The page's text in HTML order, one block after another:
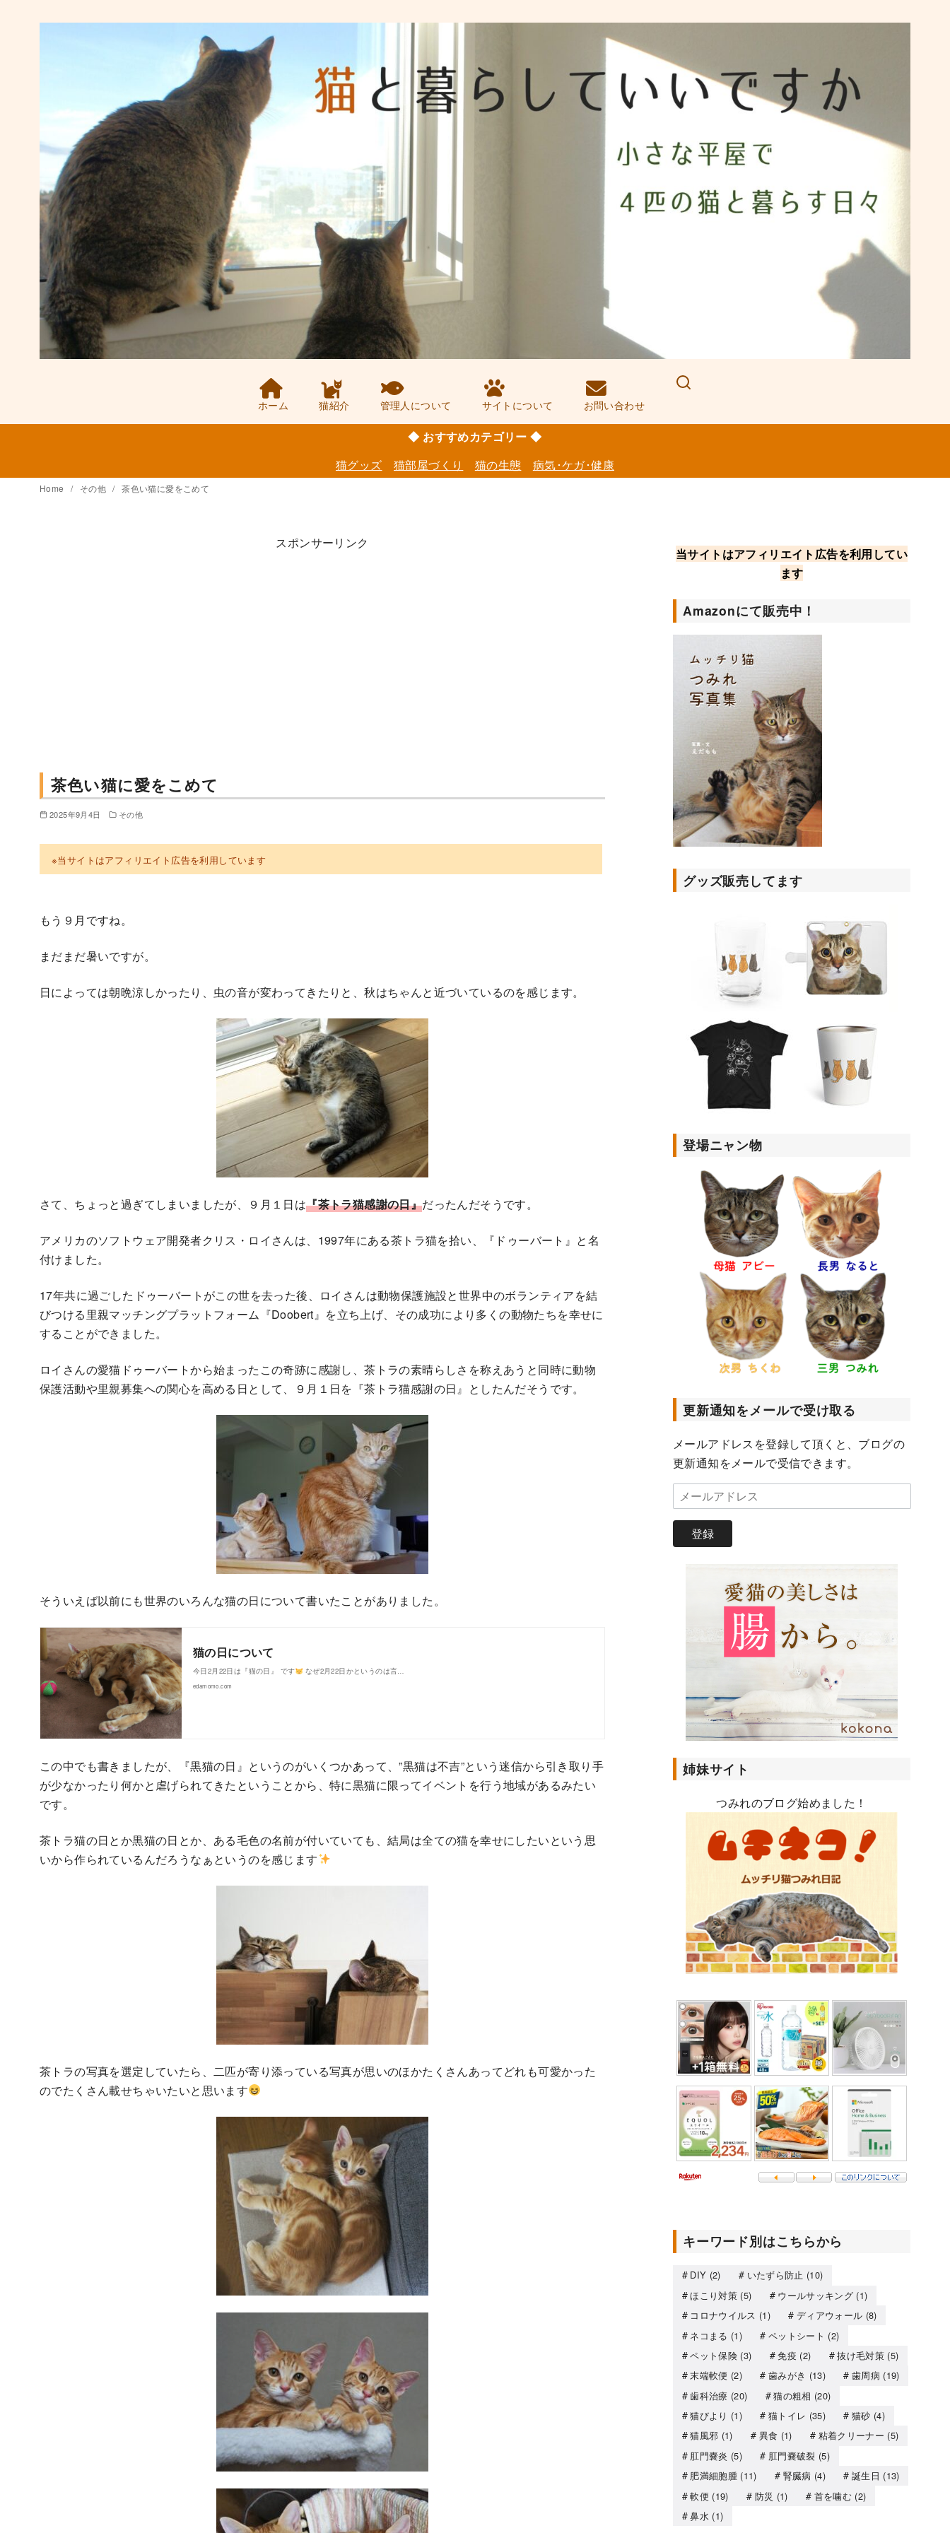
ホーム 猫紹介 管理人について サイトについて お問い合わせ
◆ おすすめカテゴリー ◆
猫グッズ
猫部屋づくり 猫の生態 病気･ケガ･健康
Home その他 茶色い猫に愛をこめて
スポンサーリンク
茶色い猫に愛をこめて
2025年9月4日 その他
※当サイトはアフィリエイト広告を利用しています
もう９月ですね。
まだまだ暑いですが。
日によっては朝晩涼しかったり、虫の音が変わってきたりと、秋はちゃんと近づいているのを感じます。
さて、ちょっと過ぎてしまいましたが、９月１日は『茶トラ猫感謝の日』だったんだそうです。
アメリカのソフトウェア開発者クリス・ロイさんは、1997年にある茶トラ猫を拾い、『ドゥーバート』と名
付けました。
17年共に過ごしたドゥーバートがこの世を去った後、ロイさんは動物保護施設と世界中のボランティアを結
びつける里親マッチングプラットフォーム『Doobert』を立ち上げ、その成功により多くの動物たちを幸せに
することができました。
ロイさんの愛猫ドゥーバートから始まったこの奇跡に感謝し、茶トラの素晴らしさを称えあうと同時に動物
保護活動や里親募集への関心を高める日として、９月１日を『茶トラ猫感謝の日』としたんだそうです。
そういえば以前にも世界のいろんな猫の日について書いたことがありました。
猫の日について
今日2月22日は『猫の日』 です なぜ2月22日かというのは言…
edamomo.com
この中でも書きましたが、『黒猫の日』というのがいくつかあって、”黒猫は不吉”という迷信から引き取り手
が少なかったり何かと虐げられてきたということから、特に黒猫に限ってイベントを行う地域があるみたい
です。
茶トラ猫の日とか黒猫の日とか、ある毛色の名前が付いていても、結局は全ての猫を幸せにしたいという思
いから作られているんだろうなぁというのを感じます
茶トラの写真を選定していたら、二匹が寄り添っている写真が思いのほかたくさんあってどれも可愛かった
のでたくさん載せちゃいたいと思います
当サイトはアフィリエイト広告を利用してい
ます
Amazonにて販売中！
グッズ販売してます
登場ニャン物
更新通知をメールで受け取る
メールアドレスを登録して頂くと、ブログの
更新通知をメールで受信できます。
メ
ー
ア
登録
姉妹サイト
つみれのブログ始めました！
キーワード別はこちらから
DIY (2) いたずら防止 (10)
ほこり対策(5) ウールサッキング(1)
コロナウイルス (1) ディアウォール (8)
ネコまる (1) ペットシート (2)
ペット保険(3) 免疫 (2) 抜け毛対策(5)
末端軟便 (2) 歯みがき (13) 歯周病 (19)
歯科治療 (20) 猫の粗相 (20)
猫びより (1) 猫トイレ (35) 猫砂 (4)
猫風邪 (1) 異食 (1) 粘着クリーナー (5)
肛門嚢炎 (5) 肛門嚢破裂 (5)
肥満細胞腫(11) 腎臓病 (4) 誕生日 (13)
軟便 (19) 防災 (1) 首を噛む (2)
鼻水(1)